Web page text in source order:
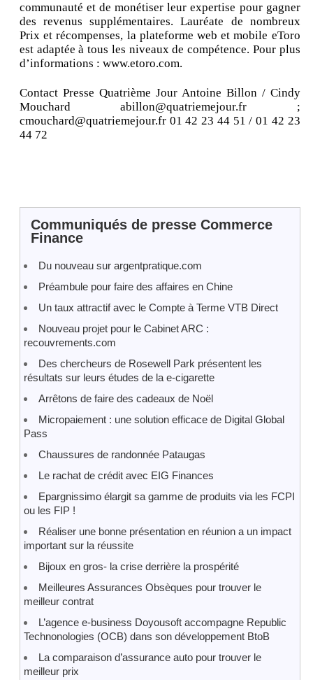
communauté et de monétiser leur expertise pour gagner
des revenus supplémentaires. Lauréate de nombreux
Prix et récompenses, la plateforme web et mobile eToro
est adaptée à tous les niveaux de compétence. Pour plus
d’informations : www.etoro.com.
Contact Presse Quatrième Jour Antoine Billon / Cindy
Mouchard abillon@quatriemejour.fr ;
cmouchard@quatriemejour.fr 01 42 23 44 51 / 01 42 23
44 72
Communiqués de presse Commerce
Finance
Du nouveau sur argentpratique.com
Préambule pour faire des affaires en Chine
Un taux attractif avec le Compte à Terme VTB Direct
Nouveau projet pour le Cabinet ARC :
recouvrements.com
Des chercheurs de Rosewell Park présentent les
résultats sur leurs études de la e-cigarette
Arrêtons de faire des cadeaux de Noël
Micropaiement : une solution efficace de Digital Global
Pass
Chaussures de randonnée Pataugas
Le rachat de crédit avec EIG Finances
Epargnissimo élargit sa gamme de produits via les FCPI
ou les FIP !
Réaliser une bonne présentation en réunion a un impact
important sur la réussite
Bijoux en gros- la crise derrière la prospérité
Meilleures Assurances Obsèques pour trouver le
meilleur contrat
L’agence e-business Doyousoft accompagne Republic
Technonologies (OCB) dans son développement BtoB
La comparaison d’assurance auto pour trouver le
meilleur prix